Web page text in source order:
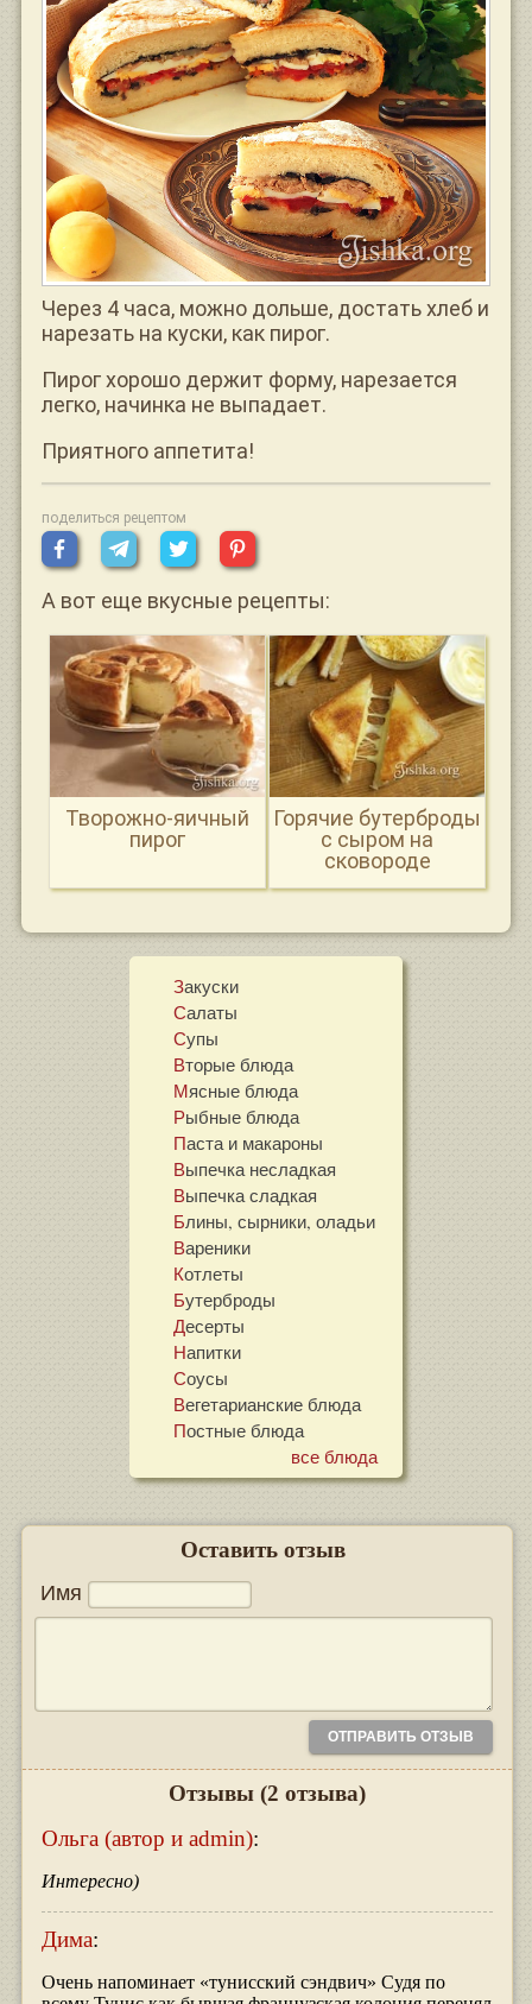
Через 4 часа, можно дольше, достать хлеб и
нарезать на куски, как пирог.
Пирог хорошо держит форму, нарезается
легко, начинка не выпадает.
Приятного аппетита!
поделиться рецептом
А вот еще вкусные рецепты:
Творожно-яичный
пирог
Горячие бутерброды
с сыром на
сковороде
Закуски
Салаты
Супы
Вторые блюда
Мясные блюда
Рыбные блюда
Паста и макароны
Выпечка несладкая
Выпечка сладкая
Блины, сырники, оладьи
Вареники
Котлеты
Бутерброды
Десерты
Напитки
Соусы
Вегетарианские блюда
Постные блюда
все блюда
Оставить отзыв
Имя
Отзывы (2 отзыва)
Ольга (автор и admin):
Интересно)
Дима:
Очень напоминает «тунисский сэндвич» Судя по